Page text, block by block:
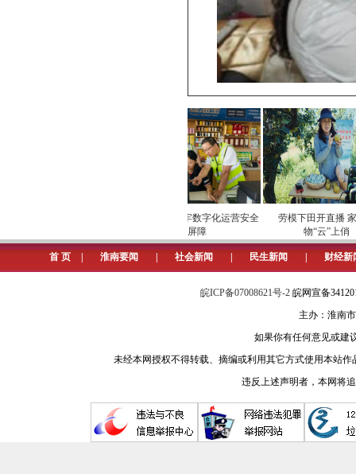
入了解其政治思想。家访中，志愿者
设中，为企业的发展付出更大的努力
专项巡检筑牢数字化运营安全
屏障
劳模下田开直播 家乡
物“云”上俏
首 页 淮南要闻 社会新闻 民生新闻 财经新
皖ICP备07008621号-2 皖网宣备
主办：淮南
如果你有任何意见或建
未经本网授权不得转载、摘编或利用其它方式使用本站
违反上述声明者，本网将